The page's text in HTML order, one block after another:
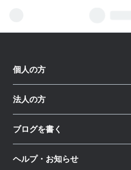
個人の方
法人の方
ブログを書く
ヘルプ・お知らせ